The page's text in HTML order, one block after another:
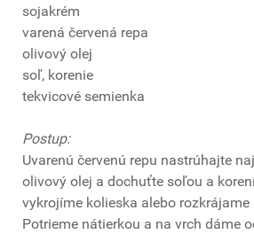
sojakrém
varená červená repa
olivový olej
soľ, korenie
tekvicové semienka
Postup:
Uvarenú červenú repu nastrúhajte
olivový olej a dochuťte soľou a
vykrojíme kolieska alebo rozkrájame
Potrieme nátierkou a na vrch dáme